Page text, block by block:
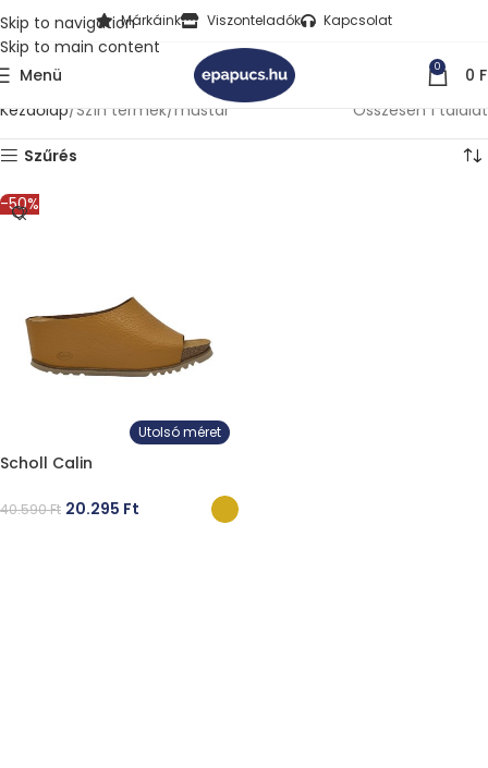
Skip to navigation
Skip to main content
Márkáink Viszonteladók Kapcsolat
Menü 0 0
Kezdőlap Szín termék mustár Összesen 1 találat
Szűrés
-50%
Utolsó méret
Scholl Calin
40.590Ft 20.295 Ft